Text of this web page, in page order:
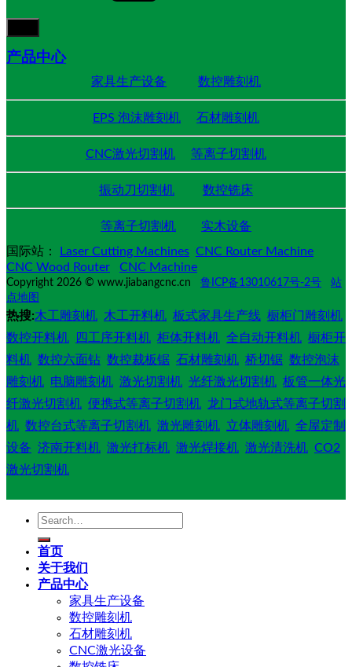
产品中心
家具生产设备 数控雕刻机
EPS 泡沫雕刻机 石材雕刻机
CNC激光切割机 等离子切割机
振动刀切割机 数控铣床
等离子切割机
实木设备
国际站：
Laser Cutting Machines CNC Router Machine
CNC Wood Router
CNC Machine
Copyright 2026 © www.jiabangcnc.cn 鲁ICP备13010617号-2号
站
点地图
热搜:木工雕刻机 木工开料机 板式家具生产线 橱柜门雕刻机
数控开料机
四工序开料机 柜体开料机 全自动开料机 橱柜开
料机 数控六面钻 数控裁板锯 石材雕刻机 桥切锯 数控泡沫
雕刻机 电脑雕刻机 激光切割机 光纤激光切割机 板管一体光
纤激光切割机 便携式等离子切割机 龙门式地轨式等离子切割
机 数控台式等离子切割机 激光雕刻机 立体雕刻机 全屋定制
设备 济南开料机 激光打标机 激光焊接机 激光清洗机 CO2
激光切割机
Search
首页
关于我们
产品中心
家具生产设备
数控雕刻机
石材雕刻机
CNC激光设备